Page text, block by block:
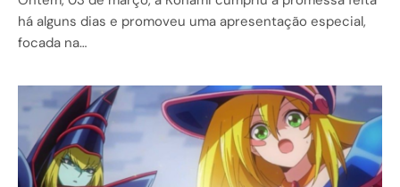
há alguns dias e promoveu uma apresentação especial,
focada na…